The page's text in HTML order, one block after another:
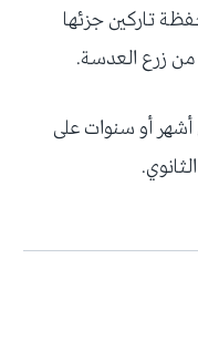
تاركين جزئها
من زرع العدسة.
أو سنوات على